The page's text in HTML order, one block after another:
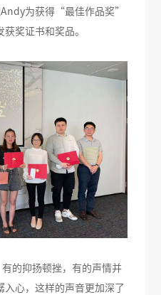
为获得“最佳作品奖”
奖证书和奖品。
的抑扬顿挫，有的声情并
入心，这样的声音更加深了